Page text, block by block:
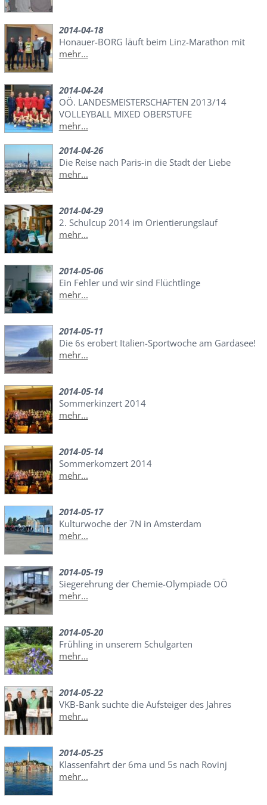
2014-04-18
Honauer-BORG läuft beim Linz-Marathon mit
mehr...
2014-04-24
OÖ. LANDESMEISTERSCHAFTEN 2013/14
VOLLEYBALL MIXED OBERSTUFE
mehr...
2014-04-26
Die Reise nach Paris-in die Stadt der Liebe
mehr...
2014-04-29
2. Schulcup 2014 im Orientierungslauf
mehr...
2014-05-06
Ein Fehler und wir sind Flüchtlinge
mehr...
2014-05-11
Die 6s erobert Italien-Sportwoche am Gardasee!
mehr...
2014-05-14
Sommerkinzert 2014
mehr...
2014-05-14
Sommerkomzert 2014
mehr...
2014-05-17
Kulturwoche der 7N in Amsterdam
mehr...
2014-05-19
Siegerehrung der Chemie-Olympiade OÖ
mehr...
2014-05-20
Frühling in unserem Schulgarten
mehr...
2014-05-22
VKB-Bank suchte die Aufsteiger des Jahres
mehr...
2014-05-25
Klassenfahrt der 6ma und 5s nach Rovinj
mehr...